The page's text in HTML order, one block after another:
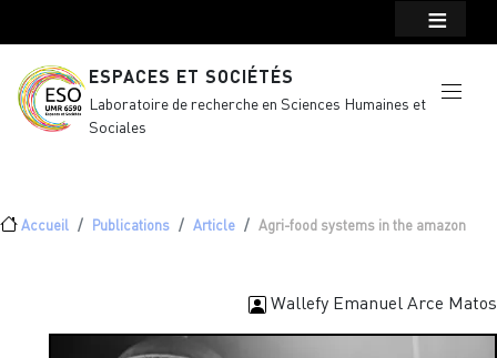
ESPACES ET SOCIÉTÉS
Laboratoire de recherche en Sciences Humaines et
Sociales
Fil d'Ariane
Accueil Publications Article Agri-food systems in the amazon
Wallefy Emanuel Arce Matos